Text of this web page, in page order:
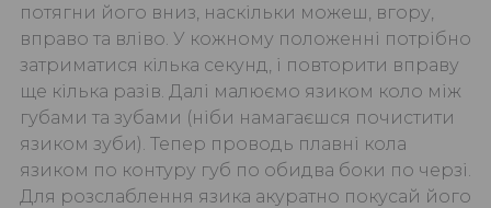
потягни його вниз, наскільки можеш, вгору,
вправо та вліво. У кожному положенні потрібно
затриматися кілька секунд, і повторити вправу
ще кілька разів. Далі малюємо язиком коло між
губами та зубами (ніби намагаєшся почистити
язиком зуби). Тепер проводь плавні кола
язиком по контуру губ по обидва боки по черзі.
Для розслаблення язика акуратно покусай його